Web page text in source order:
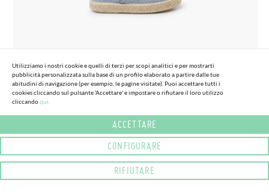
(7 COLORI) PIÙ INFORMAZIONE
20 37
SNEAKERS IN TELA CON LACCI E SUOLA
Utilizziamo i nostri cookie e quelli di terzi per scopi analitici e per mostrarti
pubblicità personalizzata sulla base di un profilo elaborato a partire dalle tue
abitudini di navigazione (per esempio, le pagine visitate). Puoi accettare tutti i
cookies cliccando sul pulsante 'Accettare' e impostare o rifiutare il loro utilizzo
cliccandoqui.
ACCETTARE
CONFIGURARE
RIFIUTARE